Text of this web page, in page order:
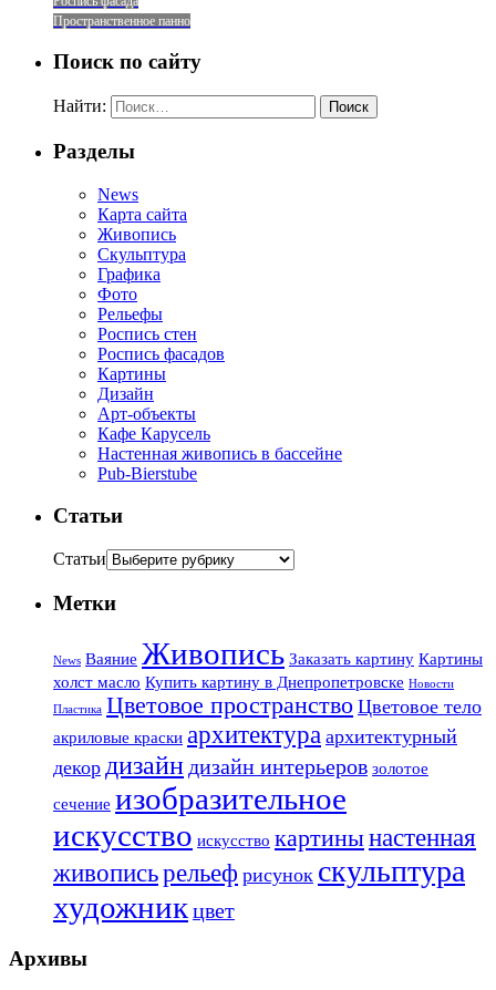
Пространственное панно
Поиск по сайту
Найти:
Разделы
News
Карта сайта
Живопись
Скульптура
Графика
Фото
Рельефы
Роспись стен
Роспись фасадов
Картины
Дизайн
Арт-объекты
Кафе Карусель
Настенная живопись в бассейне
Pub-Bierstube
Статьи
Статьи
Метки
News Ваяние Живопись Заказать картину Картины
холст масло Купить картину в Днепропетровске Новости
Пластика Цветовое пространство Цветовое тело
акриловые краски архитектура архитектурный
декор дизайндизайн интерьеров золотое
сечение изобразительное
искусство искусство картинынастенная
живописьрельеф рисунок скульптура
художникцвет
Архивы